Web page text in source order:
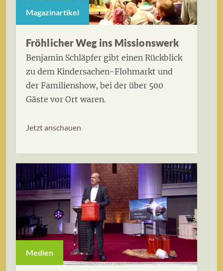
Magazinartikel
Fröhlicher Weg ins Missionswerk
Benjamin Schläpfer gibt einen Rückblick
zu dem Kindersachen-Flohmarkt und
der Familienshow, bei der über 500
Gäste vor Ort waren.
Jetzt anschauen
Medien